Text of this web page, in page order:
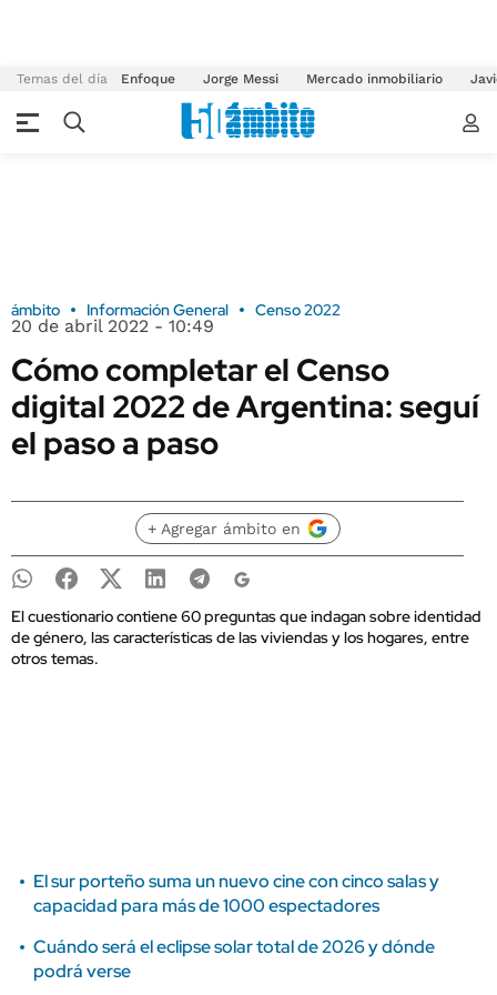
Temas del día Enfoque Jorge Messi Mercado inmobiliario
ámbito Información General Censo 2022
20 de abril 2022 - 10:49
Cómo completar el Censo
digital 2022 de Argentina: seguí
el paso a paso
+ Agregar ámbito en
El cuestionario contiene 60 preguntas que indagan sobre identidad
de género, las características de las viviendas y los hogares, entre
otros temas.
El sur porteño suma un nuevo cine con cinco salas y
capacidad para más de 1000 espectadores
Cuándo será el eclipse solar total de 2026 y dónde
podrá verse